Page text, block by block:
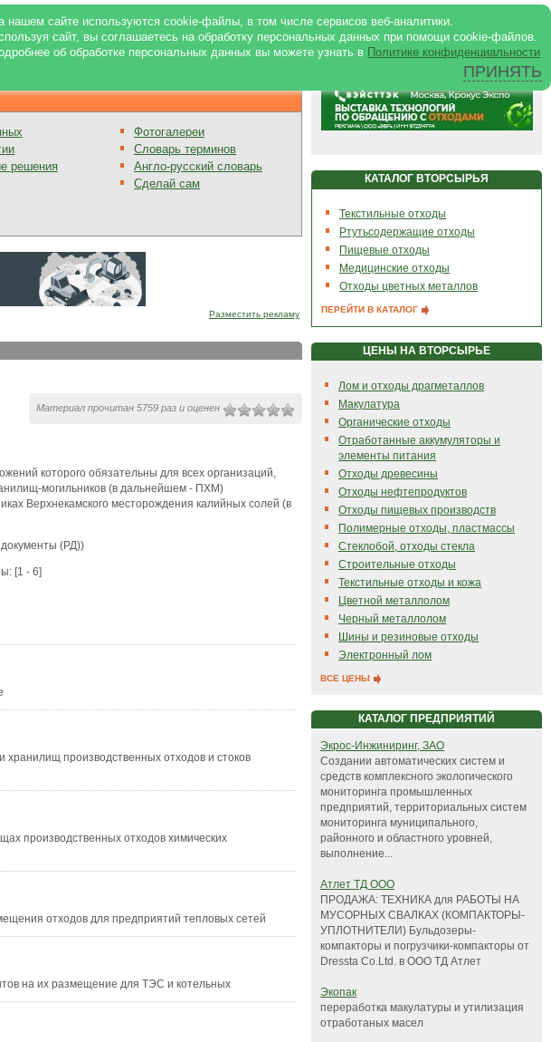
нашем сайте используются cookie-файлы, в том числе сервисов веб-аналитики.
сайт, вы соглашаетесь на обработку персональных данных при помощи cookie-файлов.
об обработке персональных данных вы можете узнать в Политике конфиденциальности
ПРИНЯТЬ
|Отзывы|Реклама на портале|Реклама в журнале |
решения
Фотогалереи
Словарь терминов
Англо-русский словарь
Сделай сам
Разместить рекламу
Материал прочитан 5759 раз и оценен
которого обязательны для всех организаций,
могильников (в дальнейшем - ПХМ)
Верхнекамского месторождения калийных солей (в
(РД))
[1 - 6]
хранилищ производственных отходов и стоков
производственных отходов химических
отходов для предприятий тепловых сетей
на их размещение для ТЭС и котельных
КАТАЛОГ ВТОРСЫРЬЯ
Текстильные отходы
Ртутьсодержащие отходы
Пищевые отходы
Медицинские отходы
Отходы цветных металлов
ПЕРЕЙТИ В КАТАЛОГ
ЦЕНЫ НА ВТОРСЫРЬЕ
Лом и отходы драгметаллов
Макулатура
Органические отходы
Отработанные аккумуляторы и
элементы питания
Отходы древесины
Отходы нефтепродуктов
Отходы пищевых производств
Полимерные отходы, пластмассы
Стеклобой, отходы стекла
Строительные отходы
Текстильные отходы и кожа
Цветной металлолом
Черный металлолом
Шины и резиновые отходы
Электронный лом
ВСЕ ЦЕНЫ
КАТАЛОГ ПРЕДПРИЯТИЙ
Экрос-Инжиниринг, ЗАО
Создании автоматических систем и
средств комплексного экологического
мониторинга промышленных
предприятий, территориальных систем
мониторинга муниципального,
районного и областного уровней,
выполнение...
Атлет ТД ООО
ПРОДАЖА: ТЕХНИКА для РАБОТЫ НА
МУСОРНЫХ СВАЛКАХ (КОМПАКТОРЫ-
УПЛОТНИТЕЛИ) Бульдозеры-
компакторы и погрузчики-компакторы от
Dressta Co.Ltd. в ООО ТД Атлет
Экопак
переработка макулатуры и утилизация
отработаных масел